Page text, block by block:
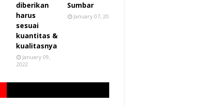
diberikan
harus
sesuai
kuantitas &
kualitasnya
January 09,
2022
Sumbar
January 07, 2022